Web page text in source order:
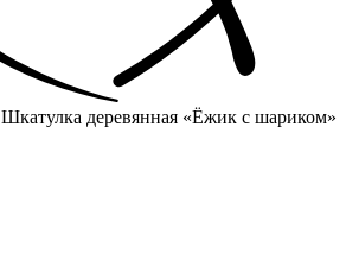
Шкатулка деревянная «Ёжик с шариком»